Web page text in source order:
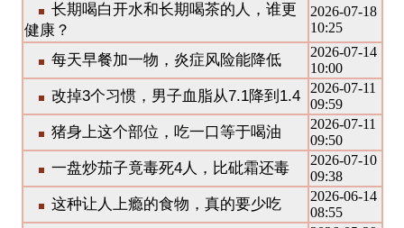
长期喝白开水和长期喝茶的人，谁更
健康？
2026-07-18
10:25
每天早餐加一物，炎症风险能降低
2026-07-14
10:00
改掉3个习惯，男子血脂从7.1降到1.4
2026-07-11
09:59
猪身上这个部位，吃一口等于喝油
2026-07-11
09:50
一盘炒茄子竟毒死4人，比砒霜还毒
2026-07-10
09:38
这种让人上瘾的食物，真的要少吃
2026-06-14
08:55